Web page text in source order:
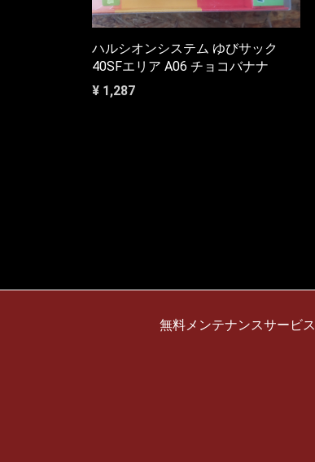
ハルシオンシステム ゆびサック
40SFエリア A06 チョコバナナ
¥ 1,287
無料メンテナンスサービス